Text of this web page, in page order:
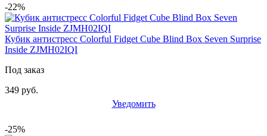
-22%
Кубик антистресс Colorful Fidget Cube Blind Box Seven Surprise
Inside ZJMH02IQI
Под заказ
349 руб.
Уведомить
-25%